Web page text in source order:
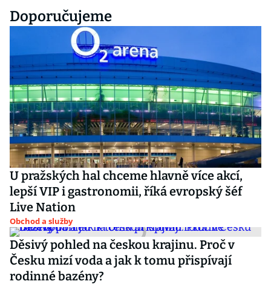
Doporučujeme
U pražských hal chceme hlavně více akcí,
lepší VIP i gastronomii, říká evropský šéf
Live Nation
Obchod a služby
Děsivý pohled na českou krajinu. Proč v
Česku mizí voda a jak k tomu přispívají
rodinné bazény?